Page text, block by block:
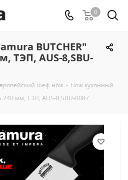
0
BUTCHER"
ТЭП, AUS-8,SBU-
шеф нож - Нож кухонный
мм, ТЭП, AUS-8,SBU-0087